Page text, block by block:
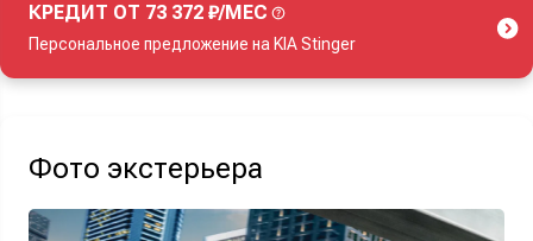
КРЕДИТ ОТ 73 372 ₽/МЕС
Персональное предложение на KIA Stinger
Фото экстерьера